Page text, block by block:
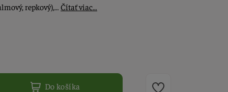
repkový),…Čítať viac…
Do košíka